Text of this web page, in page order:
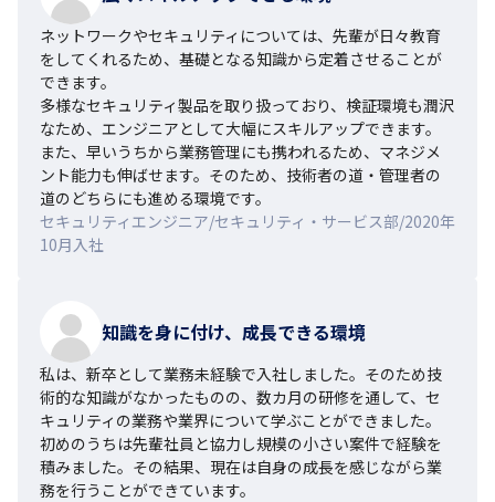
ネットワークやセキュリティについては、先輩が日々教育
をしてくれるため、基礎となる知識から定着させることが
できます。
多様なセキュリティ製品を取り扱っており、検証環境も潤沢
なため、エンジニアとして大幅にスキルアップできます。
また、早いうちから業務管理にも携われるため、マネジメ
ント能力も伸ばせます。そのため、技術者の道・管理者の
道のどちらにも進める環境です。
セキュリティエンジニア/セキュリティ・サービス部/2020年
10月入社
知識を身に付け、成長できる環境
私は、新卒として業務未経験で入社しました。そのため技
術的な知識がなかったものの、数カ月の研修を通して、セ
キュリティの業務や業界について学ぶことができました。
初めのうちは先輩社員と協力し規模の小さい案件で経験を
積みました。その結果、現在は自身の成長を感じながら業
務を行うことができています。